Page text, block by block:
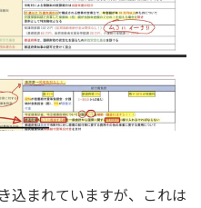
まれていますが、これは